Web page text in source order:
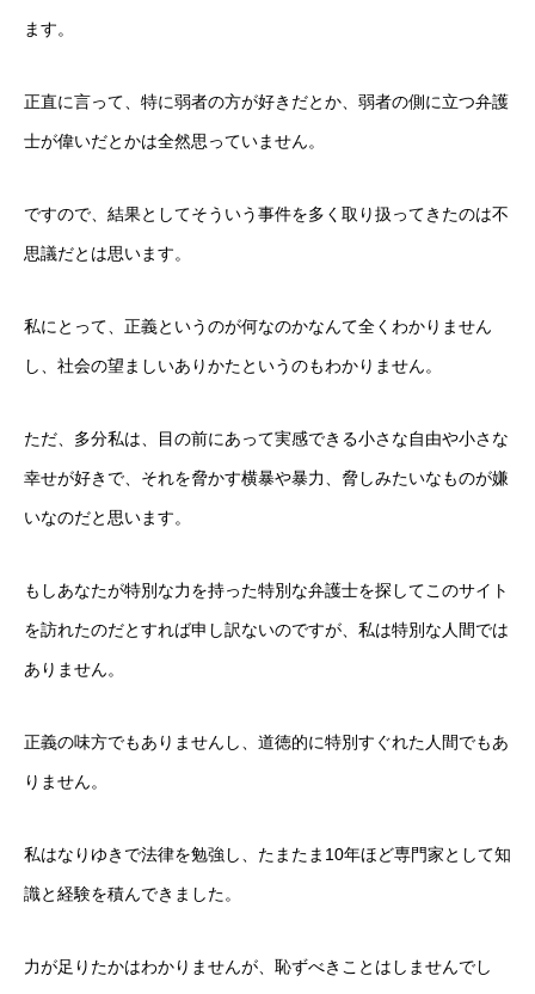
無料相談のご予約
料金・費用
プロフィール
お客様からの声
お問い合わせ プライバシーポリシー サイトマップ ホーム
ます。
正直に言って、特に弱者の方が好きだとか、弱者の側に立つ弁護
士が偉いだとかは全然思っていません。
ですので、結果としてそういう事件を多く取り扱ってきたのは不
思議だとは思います。
私にとって、正義というのが何なのかなんて全くわかりません
し、社会の望ましいありかたというのもわかりません。
ただ、多分私は、目の前にあって実感できる小さな自由や小さな
幸せが好きで、それを脅かす横暴や暴力、脅しみたいなものが嫌
いなのだと思います。
もしあなたが特別な力を持った特別な弁護士を探してこのサイト
を訪れたのだとすれば申し訳ないのですが、私は特別な人間では
ありません。
正義の味方でもありませんし、道徳的に特別すぐれた人間でもあ
りません。
私はなりゆきで法律を勉強し、たまたま10年ほど専門家として知
識と経験を積んできました。
力が足りたかはわかりませんが、恥ずべきことはしませんでし